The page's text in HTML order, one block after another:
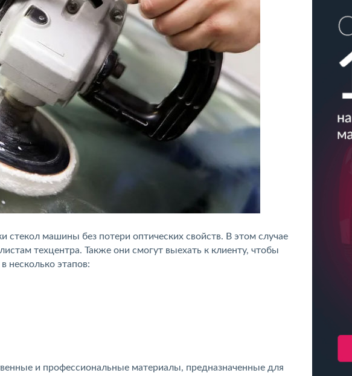
стекол машины без потери оптических свойств. В этом случае
техцентра. Также они смогут выехать к клиенту, чтобы
несколько этапов:
и профессиональные материалы, предназначенные для